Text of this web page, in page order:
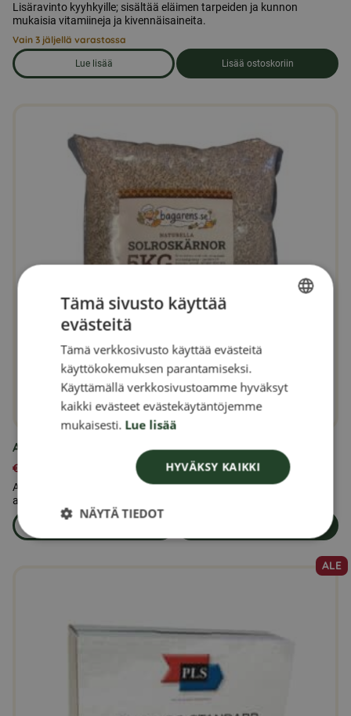
Lisäravinto kyyhkyille; sisältää eläimen tarpeiden ja kunnon
mukaisia vitamiineja ja kivennäisaineita.
Vain 3 jäljellä varastossa
Lue lisää
om produkten Kyyhkysrehua 25 kg
Lisää ostoskoriin
Auringonkukansiemeniä 5 kg
€
Auringonkukansiemenet 5 kg – Luonnolliset, kuoritut
auringonkukansiemenet elintarvikekäytt...
ALE
FINNISH
DANISH
NORWEGIAN
Tämä sivusto käyttää
evästeitä
Tämä verkkosivusto käyttää evästeitä
käyttökokemuksen parantamiseksi.
Käyttämällä verkkosivustoamme hyväksyt
kaikki evästeet evästekäytäntöjemme
mukaisesti. Lue lisää
HYVÄKSY KAIKKI
NÄYTÄ TIEDOT